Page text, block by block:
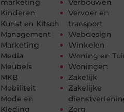
marketing
Kinderen
Kunst en Kitsch
Management
Marketing
Media
Meubels
MKB
Mobiliteit
Mode en
Kleding
Verbouwen
Vervoer en
transport
Webdesign
Winkelen
Woning en
Woningen
Zakelijk
Zakelijke
Zorg